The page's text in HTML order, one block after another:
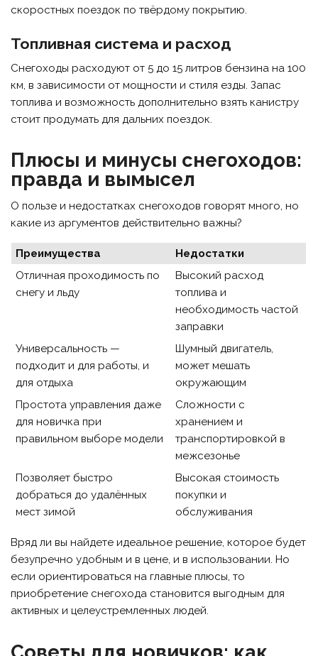
скоростных поездок по твёрдому покрытию.
Топливная система и расход
Снегоходы расходуют от 5 до 15 литров бензина на 100
км, в зависимости от мощности и стиля езды. Запас
топлива и возможность дополнительно взять канистру
стоит продумать для дальних поездок.
Плюсы и минусы снегоходов:
правда и вымысел
О пользе и недостатках снегоходов говорят много, но
какие из аргументов действительно важны?
Преимущества
Недостатки
Отличная проходимость по
снегу и льду
Высокий расход
топлива и
необходимость частой
заправки
Универсальность —
подходит и для работы, и
для отдыха
Шумный двигатель,
может мешать
окружающим
Простота управления даже
для новичка при
правильном выборе модели
Сложности с
хранением и
транспортировкой в
межсезонье
Позволяет быстро
добраться до удалённых
мест зимой
Высокая стоимость
покупки и
обслуживания
Вряд ли вы найдете идеальное решение, которое будет
безупречно удобным и в цене, и в использовании. Но
если ориентироваться на главные плюсы, то
приобретение снегохода становится выгодным для
активных и целеустремленных людей.